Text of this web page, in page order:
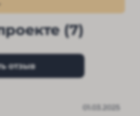
(7)
отзыв
01.03.2025